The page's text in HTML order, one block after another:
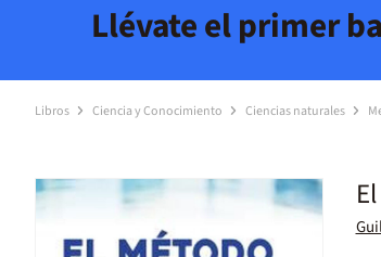
Llévate el primer
Libros Ciencia y Conocimiento Ciencias naturales